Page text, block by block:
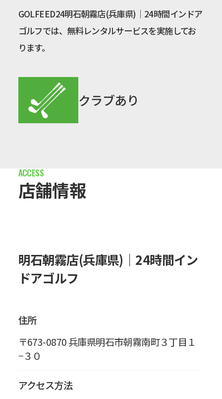
GOLFEED24明石朝霧店(兵庫県)｜24時間インドア
ゴルフでは、無料レンタルサービスを実施してお
ります。
クラブあり
店舗情報
明石朝霧店(兵庫県)｜24時間イン
ドアゴルフ
住所
〒673-0870 兵庫県明石市朝霧南町３丁目１
−３０
アクセス方法